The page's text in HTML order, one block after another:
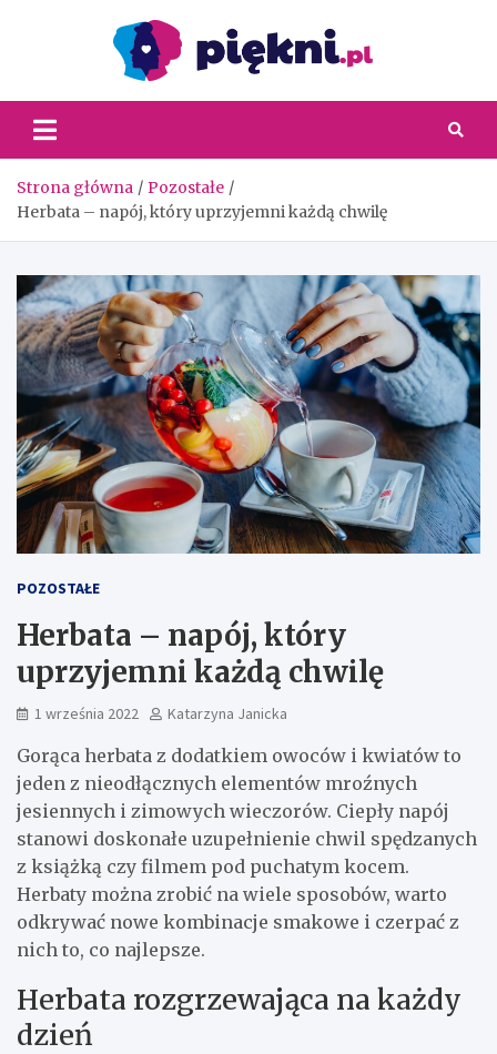
Strona główna
Pozostałe
Herbata – napój, który uprzyjemni każdą chwilę
POZOSTAŁE
Herbata – napój, który
uprzyjemni każdą chwilę
1 września 2022 Katarzyna Janicka
Gorąca herbata z dodatkiem owoców i kwiatów to
jeden z nieodłącznych elementów mroźnych
jesiennych i zimowych wieczorów. Ciepły napój
stanowi doskonałe uzupełnienie chwil spędzanych
z książką czy filmem pod puchatym kocem.
Herbaty można zrobić na wiele sposobów, warto
odkrywać nowe kombinacje smakowe i czerpać z
nich to, co najlepsze.
Herbata rozgrzewająca na każdy
dzień